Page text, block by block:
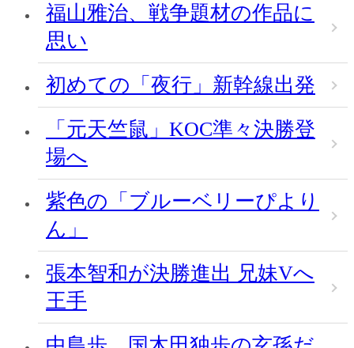
福山雅治、戦争題材の作品に
思い
初めての「夜行」新幹線出発
「元天竺鼠」KOC準々決勝登
場へ
紫色の「ブルーベリーぴより
ん」
張本智和が決勝進出 兄妹Vへ
王手